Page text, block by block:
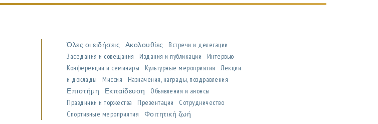
Όλες οι ειδήσεις Ακολουθίες
Встречи и делегации
Заседания и совещания
Издания и публикации
Интервью
Конференции и семинары
Культурные мероприятия
Лекции
и доклады
Миссия
Назначения, награды, поздравления
Επιστήμη
Εκπαίδευση
Объявления и анонсы
Праздники и торжества
Презентации
Сотрудничество
Спортивные мероприятия
Φοιτητική ζωή